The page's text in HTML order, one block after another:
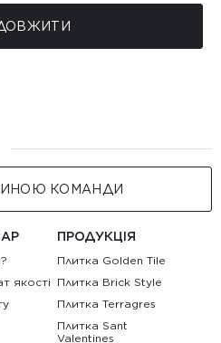
КОМАНДИ
якості
ПРОДУКЦІЯ
Плитка Golden Tile
Плитка Brick Style
Плитка Terragres
Плитка Sant
Valentines